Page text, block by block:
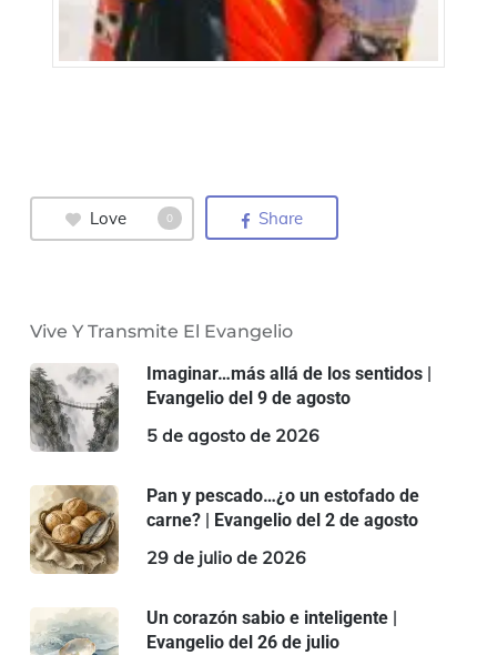
Love 0 Share
Vive Y Transmite El Evangelio
Imaginar…más allá de los sentidos |
Evangelio del 9 de agosto
5 de agosto de 2026
Pan y pescado…¿o un estofado de
carne? | Evangelio del 2 de agosto
29 de julio de 2026
Un corazón sabio e inteligente |
Evangelio del 26 de julio